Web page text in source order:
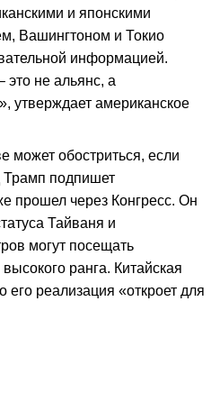
и японскими
Вашингтоном и Токио
информацией.
не альянс, а
утверждает американское
может обостриться, если
подпишет
прошел через Конгресс. Он
Тайваня и
могут посещать
ранга. Китайская
его реализация «откроет для